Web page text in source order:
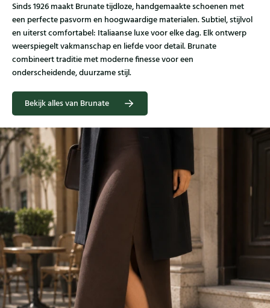
Sinds 1926 maakt Brunate tijdloze, handgemaakte schoenen met
een perfecte pasvorm en hoogwaardige materialen. Subtiel, stijlvol
en uiterst comfortabel: Italiaanse luxe voor elke dag. Elk ontwerp
weerspiegelt vakmanschap en liefde voor detail. Brunate
combineert traditie met moderne finesse voor een
onderscheidende, duurzame stijl.
Bekijk alles van Brunate